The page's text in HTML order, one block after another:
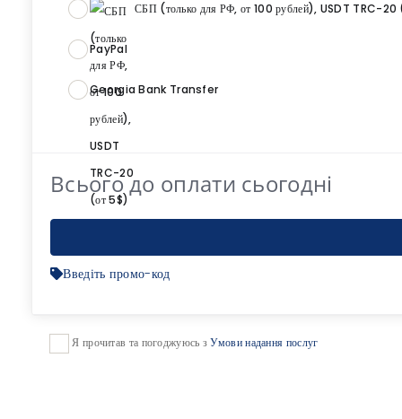
СБП (только для РФ, от 100 рублей), USDT TRC-20
PayPal
Georgia Bank Transfer
Всього до оплати сьогодні
Введіть промо-код
Я прочитав та погоджуюсь зУмови надання послуг